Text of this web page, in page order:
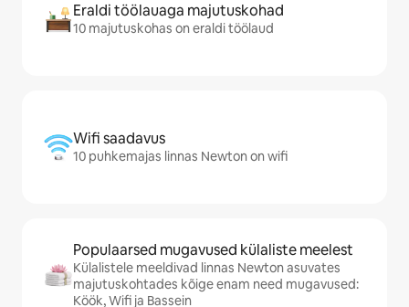
Eraldi töölauaga majutuskohad
10 majutuskohas on eraldi töölaud
Wifi saadavus
10 puhkemajas linnas Newton on wifi
Populaarsed mugavused külaliste meelest
Külalistele meeldivad linnas Newton asuvates
majutuskohtades kõige enam need mugavused:
Köök, Wifi ja Bassein